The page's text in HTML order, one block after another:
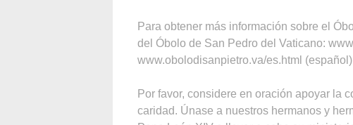
Para obtener más información sobre el
del Óbolo de San Pedro del Vaticano:
www.obolodisanpietro.va/es.html
Por favor, considere en oración apoyar la
caridad. Únase a nuestros hermanos y